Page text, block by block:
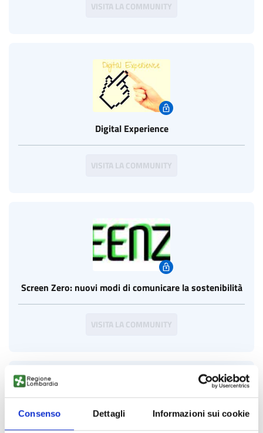
Consenso Dettagli Informazioni sui cookie
VISITA LA COMMUNITY
Digital Experience
VISITA LA COMMUNITY
Screen Zero: nuovi modi di comunicare la sostenibilità
VISITA LA COMMUNITY